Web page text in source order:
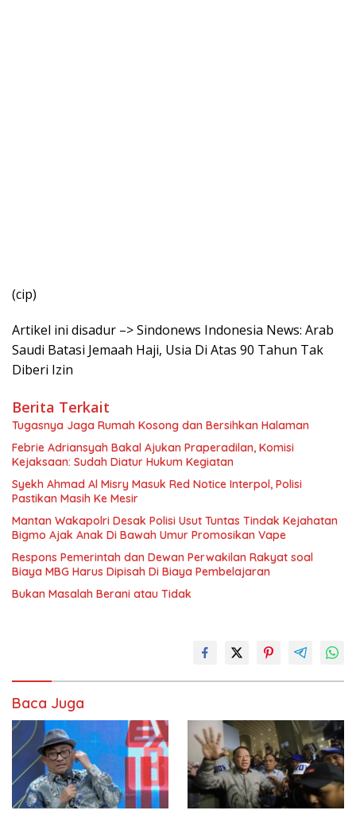
(cip)
Artikel ini disadur –> Sindonews Indonesia News: Arab
Saudi Batasi Jemaah Haji, Usia Di Atas 90 Tahun Tak
Diberi Izin
Berita Terkait
Tugasnya Jaga Rumah Kosong dan Bersihkan Halaman
Febrie Adriansyah Bakal Ajukan Praperadilan, Komisi
Kejaksaan: Sudah Diatur Hukum Kegiatan
Syekh Ahmad Al Misry Masuk Red Notice Interpol, Polisi
Pastikan Masih Ke Mesir
Mantan Wakapolri Desak Polisi Usut Tuntas Tindak Kejahatan
Bigmo Ajak Anak Di Bawah Umur Promosikan Vape
Respons Pemerintah dan Dewan Perwakilan Rakyat soal
Biaya MBG Harus Dipisah Di Biaya Pembelajaran
Bukan Masalah Berani atau Tidak
Baca Juga